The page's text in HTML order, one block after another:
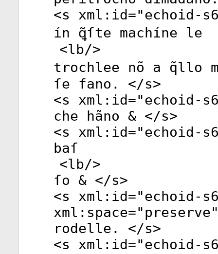
<s xml:id="echoid-
ín ꝗ̃ſte machíne le
<lb/>
trochlee nõ a q̃llo
ſe fano. </s>
<s xml:id="echoid-
che hãno & </s>
<s xml:id="echoid-
baſ
<lb/>
ſo & </s>
<s xml:id="echoid-
xml:space="preserve
rodelle. </s>
<s xml:id="echoid-